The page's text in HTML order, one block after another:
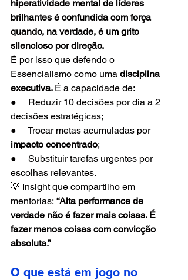
hiperatividade mental de líderes
brilhantes é confundida com força
quando, na verdade, é um grito
silencioso por direção.
É por isso que defendo o
Essencialismo como uma disciplina
executiva. É a capacidade de:
●     Reduzir 10 decisões por dia a 2
decisões estratégicas;
●     Trocar metas acumuladas por
impacto concentrado;
●     Substituir tarefas urgentes por
escolhas relevantes.
💡 Insight que compartilho em
mentorias: “Alta performance de
verdade não é fazer mais coisas. É
fazer menos coisas com convicção
absoluta.”
O que está em jogo no